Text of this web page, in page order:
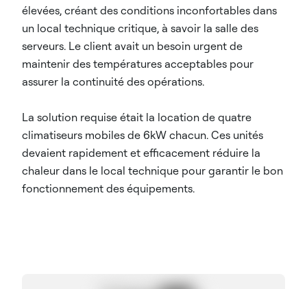
élevées, créant des conditions inconfortables dans
un local technique critique, à savoir la salle des
serveurs. Le client avait un besoin urgent de
maintenir des températures acceptables pour
assurer la continuité des opérations.
La solution requise était la location de quatre
climatiseurs mobiles de 6kW chacun. Ces unités
devaient rapidement et efficacement réduire la
chaleur dans le local technique pour garantir le bon
fonctionnement des équipements.